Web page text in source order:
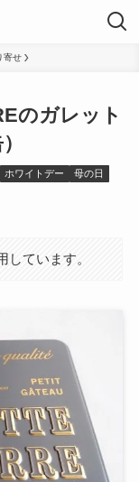
寄せ
のガレット
ホワイトデー
母の日
ています。